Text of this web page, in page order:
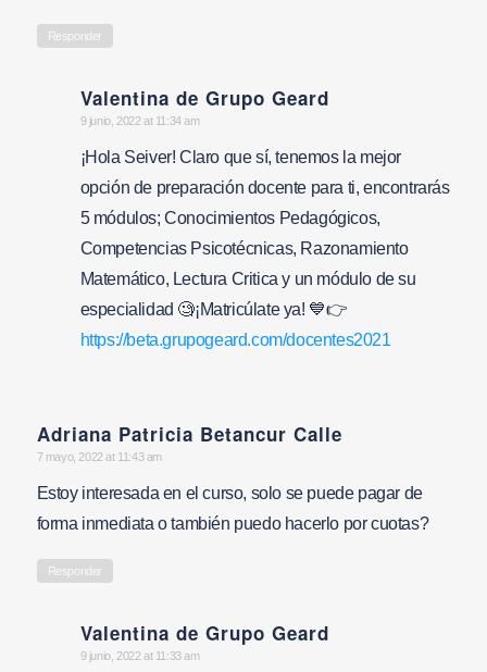
Responder
Valentina de Grupo Geard
says:
9 junio, 2022 at 11:34 am
¡Hola Seiver! Claro que sí, tenemos la mejor
opción de preparación docente para ti, encontrarás
5 módulos; Conocimientos Pedagógicos,
Competencias Psicotécnicas, Razonamiento
Matemático, Lectura Critica y un módulo de su
especialidad 🧐¡Matricúlate ya! 💙👉
https://beta.grupogeard.com/docentes2021
Adriana Patricia Betancur Calle
says:
7 mayo, 2022 at 11:43 am
Estoy interesada en el curso, solo se puede pagar de
forma inmediata o también puedo hacerlo por cuotas?
Responder
Valentina de Grupo Geard
says:
9 junio, 2022 at 11:33 am